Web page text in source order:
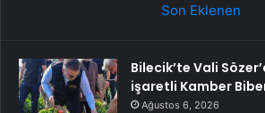
Son Eklenen
Bilecik’te Vali
işaretli Kamber
Ağustos 6, 2026